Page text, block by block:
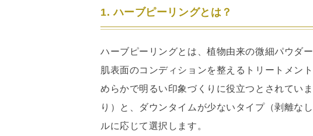
1. ハーブピーリングとは？
ハーブピーリングとは、植物由来の微細パウダ
肌表面のコンディションを整えるトリートメン
めらかで明るい印象づくりに役立つとされてい
り）と、ダウンタイムが少ないタイプ（剥離な
ルに応じて選択します。